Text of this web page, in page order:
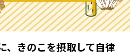
、きのこを摂取して自律